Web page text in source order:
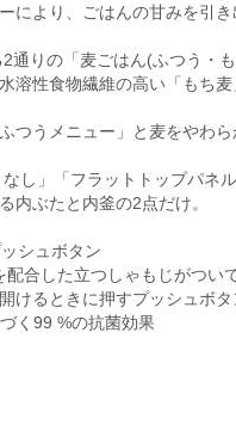
により、ごはんの甘みを引き
通りの「麦ごはん(ふつう・
溶性食物繊維の高い「もち
つうメニュー」と麦をやわ
し」「フラットトップパネル
内ぶたと内釜の2点だけ。
シュボタン
合した立つしゃもじがつい
けるときに押すプッシュボ
く99 %の抗菌効果